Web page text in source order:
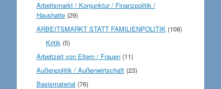
Arbeitsmarkt / Konjunktur / Finanzpolitik /
Haushalte(29)
ARBEITSMARKT STATT FAMILIENPOLITIK(108)
Kritik (5)
Arbeitzeit von Eltern / Frauen(11)
Außenpolitik / Außenwirtschaft(23)
Basismaterial (76)